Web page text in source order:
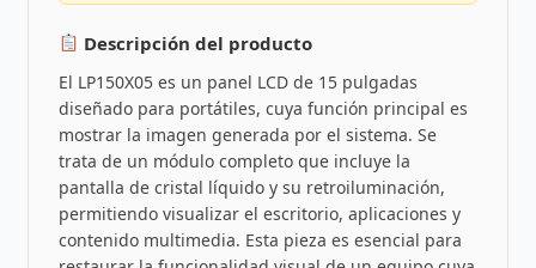
Descripción del producto
El LP150X05 es un panel LCD de 15 pulgadas
diseñado para portátiles, cuya función principal es
mostrar la imagen generada por el sistema. Se
trata de un módulo completo que incluye la
pantalla de cristal líquido y su retroiluminación,
permitiendo visualizar el escritorio, aplicaciones y
contenido multimedia. Esta pieza es esencial para